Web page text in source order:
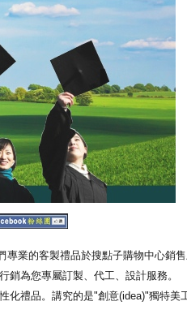
專業的客製禮品於搜點子購物中心銷
銷為您專屬訂製、代工、設計服務。
化禮品。講究的是"創意(idea)"獨特美